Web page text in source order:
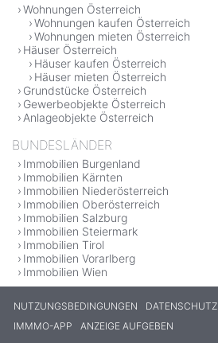
Wohnungen Österreich
Wohnungen kaufen Österreich
Wohnungen mieten Österreich
Häuser Österreich
Häuser kaufen Österreich
Häuser mieten Österreich
Grundstücke Österreich
Gewerbeobjekte Österreich
Anlageobjekte Österreich
BUNDESLÄNDER
Immobilien Burgenland
Immobilien Kärnten
Immobilien Niederösterreich
Immobilien Oberösterreich
Immobilien Salzburg
Immobilien Steiermark
Immobilien Tirol
Immobilien Vorarlberg
Immobilien Wien
NUTZUNGSBEDINGUNGEN DATENSCHUTZ
IMMMO-APP
ANZEIGE AUFGEBEN